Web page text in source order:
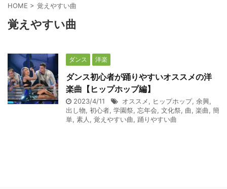
HOME > 覚えやすい曲
覚えやすい曲
ダンス 洋楽
ダンス初心者が踊りやすいオススメの洋
楽曲【ヒップホップ編】
2023/4/11 オススメ, ヒップホップ, 余興,
出し物, 初心者, 学園祭, 忘年会, 文化祭, 曲, 楽曲, 簡
単, 素人 , 覚えやすい曲, 踊りやすい曲